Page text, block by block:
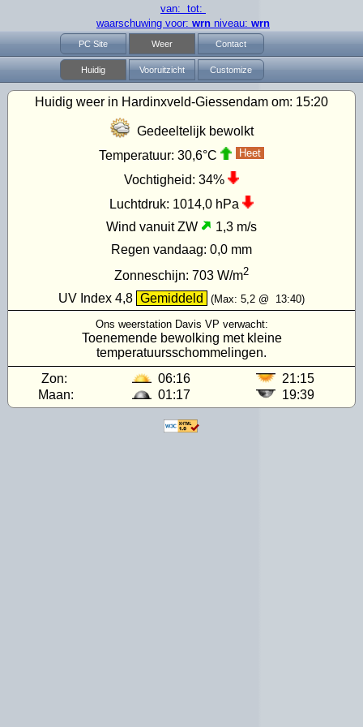
van: tot:
waarschuwing voor: wrn niveau: wrn
PC Site Weer Contact
Huidig Vooruitzicht Customize
Huidig weer in Hardinxveld-Giessendam om: 15:20
Gedeeltelijk bewolkt
Temperatuur: 30,6°C Heet
Vochtigheid: 34%
Luchtdruk: 1014,0 hPa
Wind vanuit ZW
1,3 m/s
Regen vandaag: 0,0 mm
Zonneschijn: 703 W/m2
UV Index 4,8 Gemiddeld (Max: 5,2 @ 13:40)
Ons weerstation Davis VP verwacht:
Toenemende bewolking met kleine
temperatuursschommelingen.
Zon:
06:16
21:15
Maan:
01:17 19:39